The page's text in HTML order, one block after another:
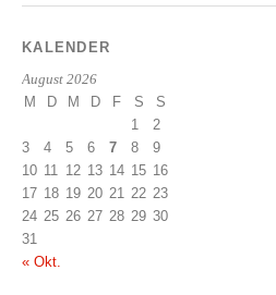
KALENDER
August 2026
M D M D F S
S
1
2
3
4 5 6 7 8
9
10 11 12 13 14 15 16
17 18 19 20 21 22 23
24 25 26 27 28 29 30
31
« Okt.